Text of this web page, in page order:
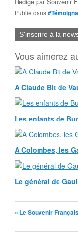
Publié dans
S'inscrire à la
Vous aimerez
A Claude Bit de
Les enfants de
A Colombes, les
Le général de
« Le Souvenir